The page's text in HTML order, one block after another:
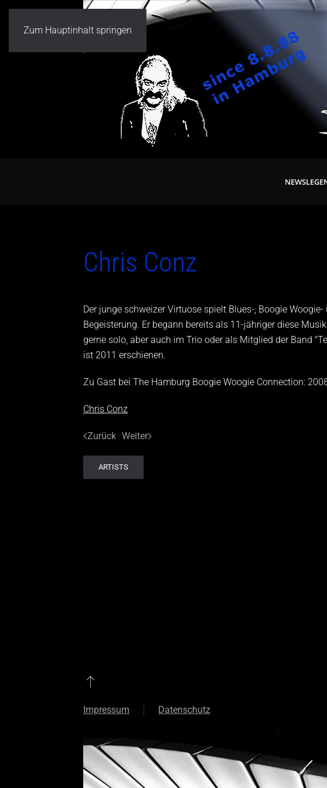
Zum Hauptinhalt springen
NEWS
Chris Conz
Der junge schweizer Virtuose spielt Blues-, Boogie
Begeisterung. Er begann bereits als 11-jähriger diese
gerne solo, aber auch im Trio oder als Mitglied der Band
ist 2011 erschienen.
Zu Gast bei The Hamburg Boogie Woogie Connection:
Chris Conz
Zurück Weiter
ARTISTS
Impressum Datenschutz